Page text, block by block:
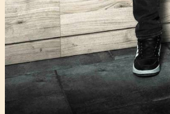
Főtámogató: